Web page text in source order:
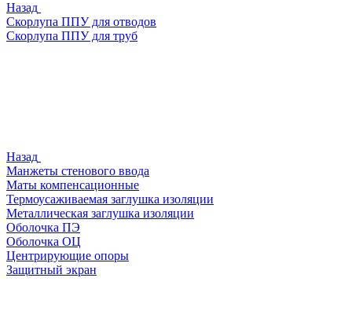
Назад
Скорлупа ППУ для отводов
Скорлупа ППУ для труб
Назад
Манжеты стенового ввода
Маты компенсационные
Термоусаживаемая заглушка изоляции
Металлическая заглушка изоляции
Оболочка ПЭ
Оболочка ОЦ
Центрирующие опоры
Защитный экран